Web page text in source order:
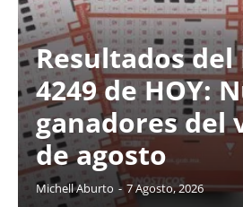
Resultados
4249 de HOY:
ganadores del
de agosto
Michell Aburto - 7 Agosto, 2026